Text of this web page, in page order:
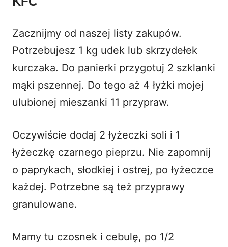
Zacznijmy od naszej listy zakupów.
Potrzebujesz 1 kg udek lub skrzydełek
kurczaka. Do panierki przygotuj 2 szklanki
mąki pszennej. Do tego aż 4 łyżki mojej
ulubionej mieszanki 11 przypraw.
Oczywiście dodaj 2 łyżeczki soli i 1
łyżeczkę czarnego pieprzu. Nie zapomnij
o paprykach, słodkiej i ostrej, po łyżeczce
każdej. Potrzebne są też przyprawy
granulowane.
Mamy tu czosnek i cebulę, po 1/2